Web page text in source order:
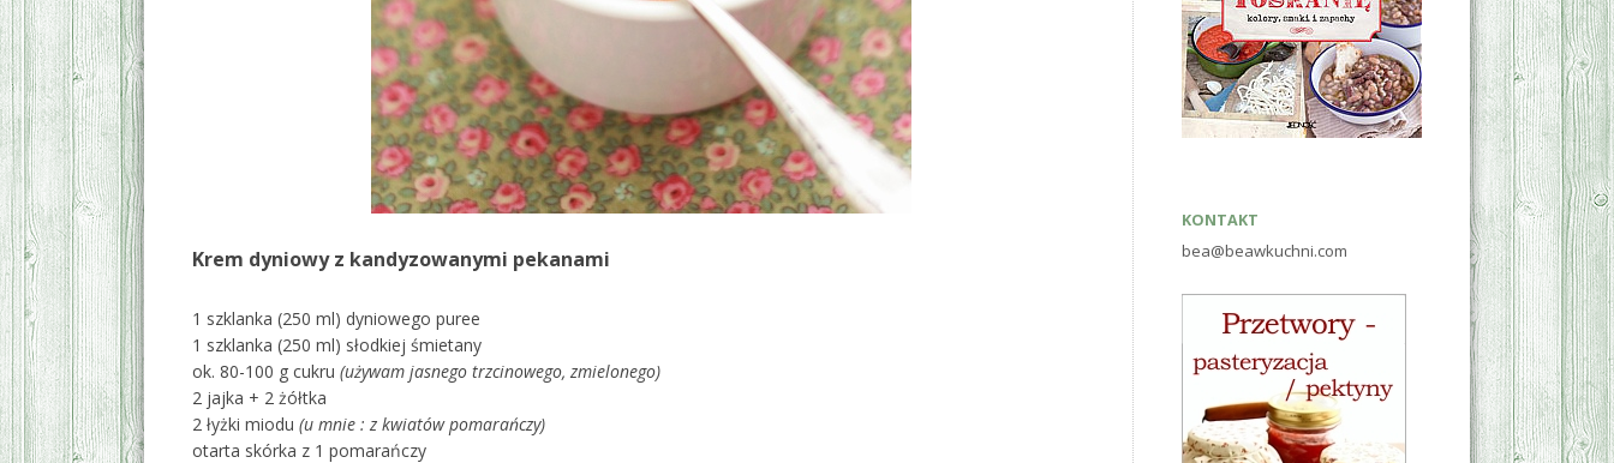
Krem dyniowy z kandyzowanymi pekanami
1 szklanka (250 ml) dyniowego puree
1 szklanka (250 ml) słodkiej śmietany
ok. 80-100 g cukru (używam jasnego trzcinowego, zmielonego)
2 jajka + 2 żółtka
2 łyżki miodu (u mnie : z kwiatów pomarańczy)
otarta skórka z 1 pomarańczy
KONTAKT
bea@beawkuchni.com